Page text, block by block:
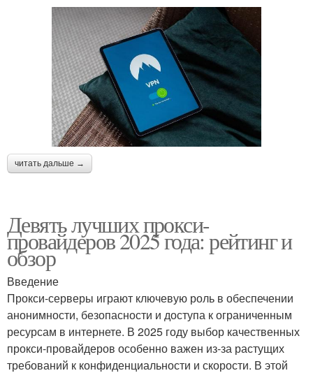
читать дальше →
Девять лучших прокси-
провайдеров 2025 года: рейтинг и
обзор
Введение
Прокси-серверы играют ключевую роль в обеспечении
анонимности, безопасности и доступа к ограниченным
ресурсам в интернете. В 2025 году выбор качественных
прокси-провайдеров особенно важен из-за растущих
требований к конфиденциальности и скорости. В этой